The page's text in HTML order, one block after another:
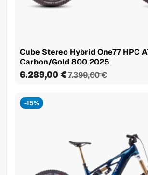
Cube Stereo Hybrid One77 HPC
Carbon/Gold 800 2025
6.289,00 € 7.399,00 €
-15%